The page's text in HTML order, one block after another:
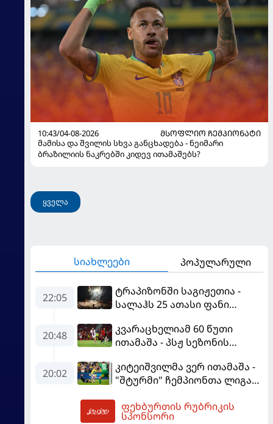
10:43/04-08-2026
ᲛᲡᲝᲤᲚᲘᲝ ᲩᲔᲛᲞᲘᲝᲜᲐᲢᲘ
მამისა და შვილის სხვა განცხადება - ნეიმარი
ბრაზილიის ნაკრებში კიდევ ითამაშებს?
ყველა
სიახლეები პოპულარული
22:05
ტრაპიზონში საგიჟეთია -
სალაჰს 25 ათასი ფანი
20:48
კვარაცხელიამ 60 წუთი
ითამაშა - პსჟ სეზონის
"მალიორკასთან"
დამარცხდა
20:02
კიტეიშვილმა ვერ ითამაშა -
"შტურმი" ჩემპიონთა ლიგაზე
დამარცხდა
ფეხბურთის რუბრიკის
სპონსორი